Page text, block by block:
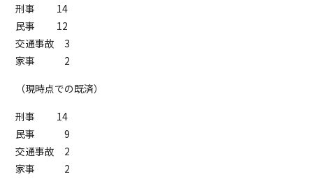
刑事 14
民事 12
交通事故 3
家事 2
（現時点での既済）
刑事 14
民事 9
交通事故 2
家事 2